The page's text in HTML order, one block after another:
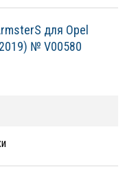
для Opel
№ V00580